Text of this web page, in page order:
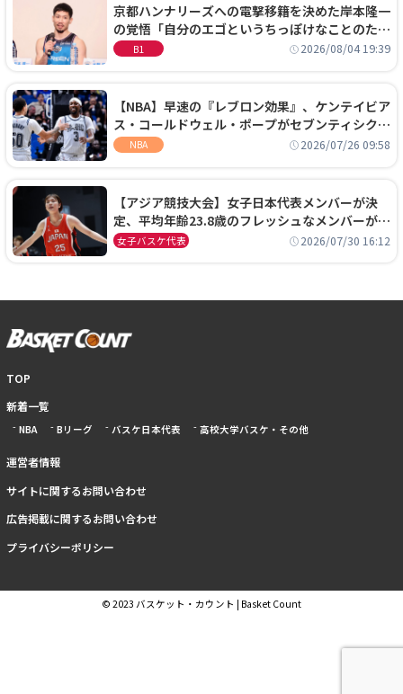
京都ハンナリーズへの電撃移籍を決めた岸本隆一
の覚悟「自分のエゴというちっぽけなことのため
に、京都に来たわけではない」
B1 2026/08/04 19:39
【NBA】早速の『レブロン効果』、ケンテイビア
ス・コールドウェル・ポープがセブンティシクサ
ーズに1年契約で加入
NBA 2026/07/26 09:58
【アジア競技大会】女子日本代表メンバーが決
定、平均年齢23.8歳のフレッシュなメンバーが日
本開催の大舞台で頂点を狙う
女子バスケ代表 2026/07/30 16:12
TOP
新着一覧
NBA Bリーグ バスケ日本代表 高校大学バスケ・その他
運営者情報
サイトに関するお問い合わせ
広告掲載に関するお問い合わせ
プライバシーポリシー
© 2023 バスケット・カウント | Basket Count